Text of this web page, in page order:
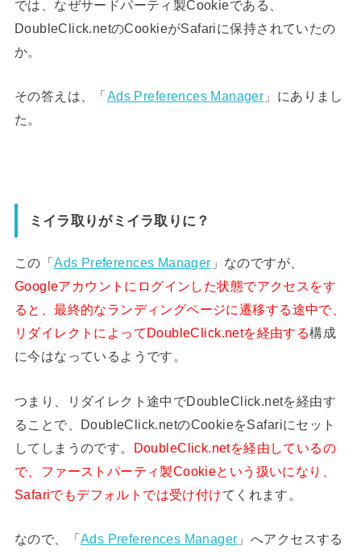
では、なぜサードパーティ製Cookieである、
DoubleClick.netのCookieがSafariに保持されていたの
か。
その答えは、「Ads Preferences Manager 」にありまし
た。
ミイラ取りがミイラ取りに？
この「Ads Preferences Manager 」なのですが、
Googleアカウントにログインした状態でアクセスをす
ると、最終的なランディングページに遷移する途中で、
リダイレクトによってDoubleClick.netを経由する構成
に今はなっているようです。
つまり、リダイレクト途中でDoubleClick.netを経由す
ることで、DoubleClick.netのCookieをSafariにセット
してしまうのです。 DoubleClick.netを経由しているの
で、ファーストパーティ製Cookieという扱いになり、
Safariでもデフォルトでは受け付けてくれます。
なので、「Ads Preferences Manager 」へアクセスする